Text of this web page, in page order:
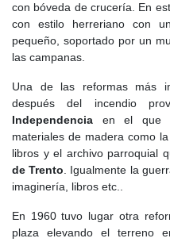
En elsiglo XI, los ecos de la
1085,Alfonso VI, rey de León
toda laMarca Media . La
obligada a convertirse, huir o
que pasó a formar parte del
Bajo dominio cristiano, la
pero no de función. Ahora,
posibles incursiones
tiempo, la frontera se
estratégica. La región
dominio musulmán y
quedarse. La tierra se
con bóveda de crucería. En
con estilo herreriano con
pequeño, soportado por un
las campanas.
Una de las reformas más
después del incendio
Independencia en el que
materiales de madera como
libros y el archivo parroquial
de Trento. Igualmente la
imaginería, libros etc..
En 1960 tuvo lugar otra
plaza elevando el terreno